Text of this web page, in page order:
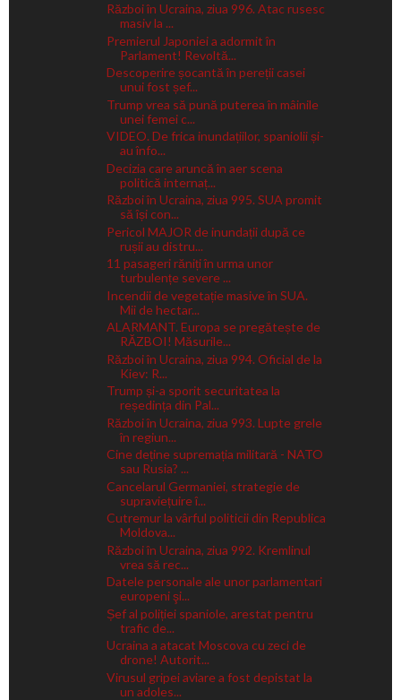
Război în Ucraina, ziua 996. Atac rusesc
masiv la ...
Premierul Japoniei a adormit în
Parlament! Revoltă...
Descoperire șocantă în pereții casei
unui fost șef...
Trump vrea să pună puterea în mâinile
unei femei c...
VIDEO. De frica inundațiilor, spaniolii și-
au înfo...
Decizia care aruncă în aer scena
politică internaț...
Război în Ucraina, ziua 995. SUA promit
să își con...
Pericol MAJOR de inundații după ce
rușii au distru...
11 pasageri răniți în urma unor
turbulențe severe ...
Incendii de vegetație masive în SUA.
Mii de hectar...
ALARMANT. Europa se pregătește de
RĂZBOI! Măsurile...
Război în Ucraina, ziua 994. Oficial de la
Kiev: R...
Trump și-a sporit securitatea la
reședința din Pal...
Război în Ucraina, ziua 993. Lupte grele
în regiun...
Cine deține supremația militară - NATO
sau Rusia? ...
Cancelarul Germaniei, strategie de
supraviețuire î...
Cutremur la vârful politicii din Republica
Moldova...
Război în Ucraina, ziua 992. Kremlinul
vrea să rec...
Datele personale ale unor parlamentari
europeni şi...
Șef al poliției spaniole, arestat pentru
trafic de...
Ucraina a atacat Moscova cu zeci de
drone! Autorit...
Virusul gripei aviare a fost depistat la
un adoles...